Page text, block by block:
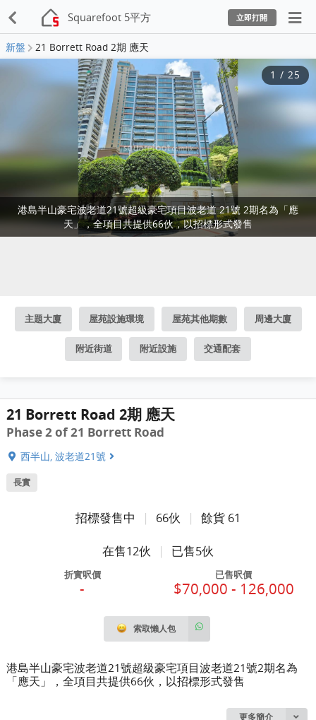
Squarefoot 5平方 立即打開
新盤 21 Borrett Road 2期 應天
港島半山豪宅波老道21號超級豪宅項目波老道 21號 2期名為「應
天」，全項目共提供66伙，以招標形式發售
1 / 25
主題大廈 屋苑設施環境 屋苑其他期數 周邊大廈
附近街道 附近設施 交通配套
21 Borrett Road 2期 應天
Phase 2 of 21 Borrett Road
西半山, 波老道21號
長實
招標發售中 | 66伙 | 餘貨 61
在售12伙 | 已售5伙
折實呎價
-
已售呎價
$70,000 - 126,000
索取懶人包
港島半山豪宅波老道21號超級豪宅項目波老道21號2期名為
「應天」，全項目共提供66伙，以招標形式發售
更多簡介